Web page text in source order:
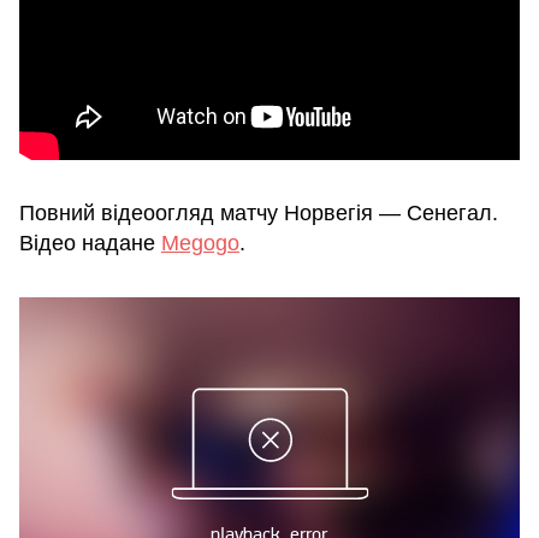
Повний відеоогляд матчу Норвегія — Сенегал.
Відео надане Megogo.